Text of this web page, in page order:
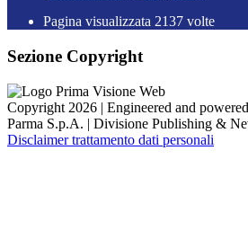
Pagina visualizzata 2137 volte
Sezione Copyright
Copyright 2026 | Engineered and
Parma S.p.A. | Divisione Publishing &
Disclaimer trattamento dati personali